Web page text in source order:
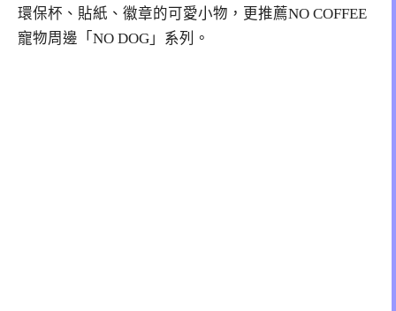
環保杯、貼紙、徽章的可愛小物，更推薦NO COFFEE
寵物周邊「NO DOG」系列。